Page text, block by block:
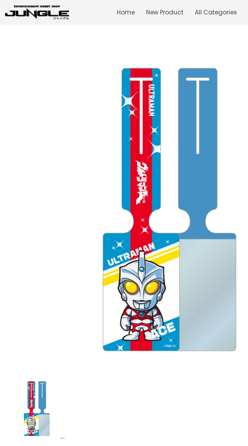
Home New Product All Categories